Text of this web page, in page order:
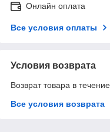
Онлайн оплата
Все условия оплаты
Условия возврата
Возврат товара в
Все условия возврата